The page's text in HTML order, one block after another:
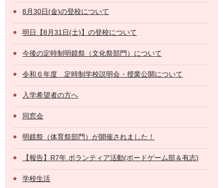
8月30日(金)の登校について
明日【8月31日(土)】の登校について
今後の定時制明鏡祭（文化祭部門）について
令和６年度 定時制学校説明会・授業公開について
入学希望者の方へ
同窓会
明鏡祭（体育祭部門）が開催されました！
【報告】R7年 ボランティア活動(ボードゲーム部＆有志)
学校生活